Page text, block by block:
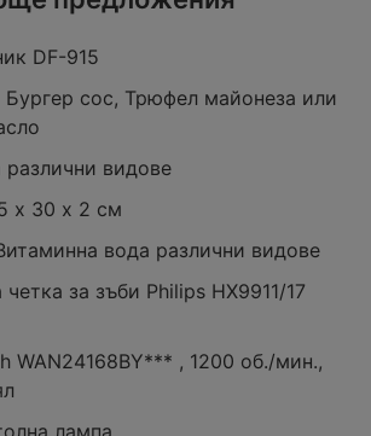
Park Vidin, бул. „Панония“ 43,
време:
27,29 km
422
DF-915
Бургер сос, Трюфел майонеза или
различни видове
х 30 х 2 см
вода различни видове
за зъби Philips HX9911/17
WAN24168BY*** , 1200 об./мин.,
лампа